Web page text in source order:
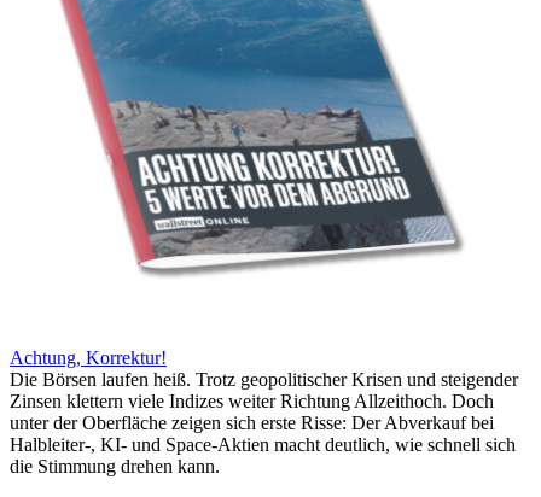
Achtung, Korrektur!
Die Börsen laufen heiß. Trotz geopolitischer Krisen und steigender
Zinsen klettern viele Indizes weiter Richtung Allzeithoch. Doch
unter der Oberfläche zeigen sich erste Risse: Der Abverkauf bei
Halbleiter-, KI- und Space-Aktien macht deutlich, wie schnell sich
die Stimmung drehen kann.